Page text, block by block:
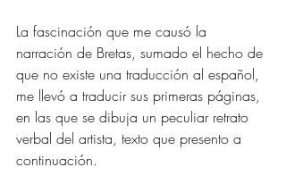
La fascinación que me causó la
narración de Bretas, sumado el hecho de
que no existe una traducción al español,
me llevó a traducir sus primeras páginas,
en las que se dibuja un peculiar retrato
verbal del artista, texto que presento a
continuación.